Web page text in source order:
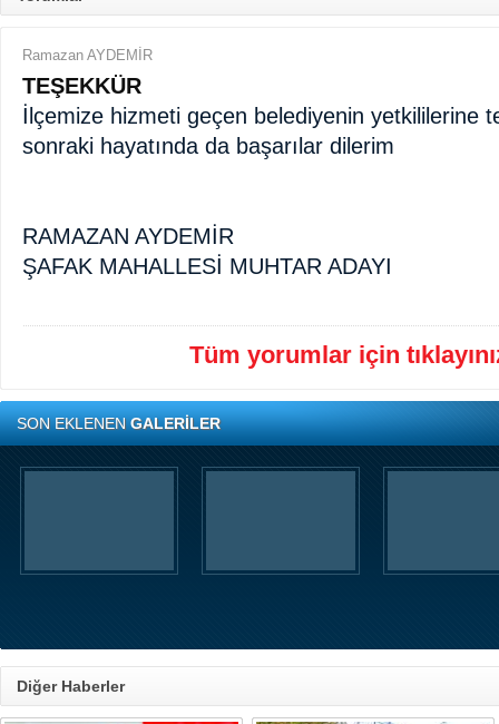
Ramazan AYDEMİR
TEŞEKKÜR
İlçemize hizmeti geçen belediyenin yetkililerine
sonraki hayatında da başarılar dilerim
RAMAZAN AYDEMİR
ŞAFAK MAHALLESİ MUHTAR ADAYI
Tüm yorumlar için
SON EKLENENGALERİLER
Diğer Haberler